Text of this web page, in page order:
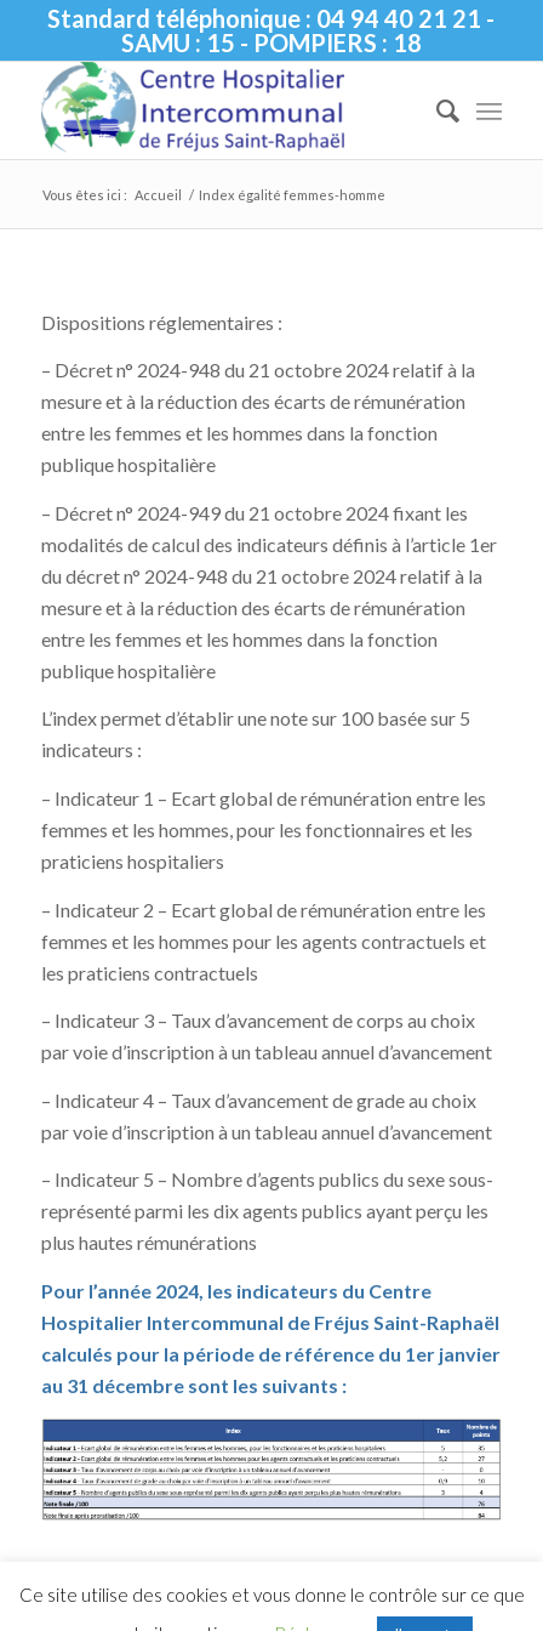
Standard téléphonique : 04 94 40 21 21 -
SAMU : 15 - POMPIERS : 18
Vous êtes ici : Accueil / Index égalité femmes-homme
Dispositions réglementaires :
– Décret n° 2024-948 du 21 octobre 2024 relatif à la
mesure et à la réduction des écarts de rémunération
entre les femmes et les hommes dans la fonction
publique hospitalière
– Décret n° 2024-949 du 21 octobre 2024 fixant les
modalités de calcul des indicateurs définis à l’article 1er
du décret n° 2024-948 du 21 octobre 2024 relatif à la
mesure et à la réduction des écarts de rémunération
entre les femmes et les hommes dans la fonction
publique hospitalière
L’index permet d’établir une note sur 100 basée sur 5
indicateurs :
– Indicateur 1 – Ecart global de rémunération entre les
femmes et les hommes, pour les fonctionnaires et les
praticiens hospitaliers
– Indicateur 2 – Ecart global de rémunération entre les
femmes et les hommes pour les agents contractuels et
les praticiens contractuels
– Indicateur 3 – Taux d’avancement de corps au choix
par voie d’inscription à un tableau annuel d’avancement
– Indicateur 4 – Taux d’avancement de grade au choix
par voie d’inscription à un tableau annuel d’avancement
– Indicateur 5 – Nombre d’agents publics du sexe sous-
représenté parmi les dix agents publics ayant perçu les
plus hautes rémunérations
Pour l’année 2024, les indicateurs du Centre
Hospitalier Intercommunal de Fréjus Saint-Raphaël
calculés pour la période de référence du 1er janvier
au 31 décembre sont les suivants :
Ce site utilise des cookies et vous donne le contrôle sur ce que